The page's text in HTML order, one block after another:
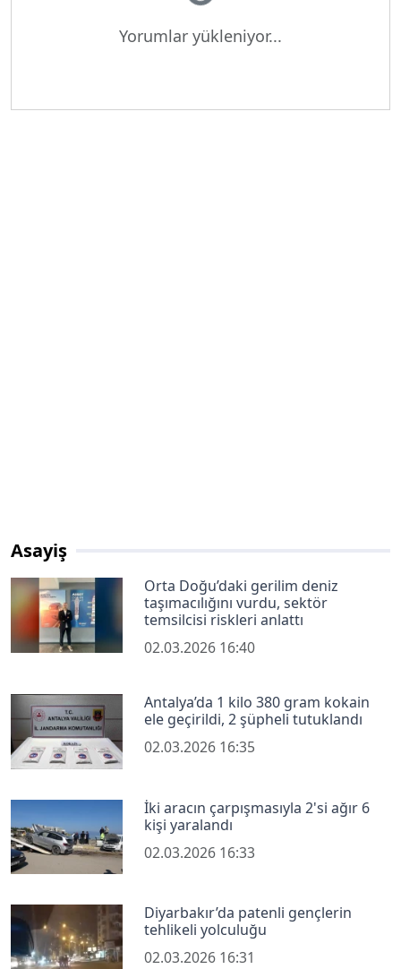
Yorumlar yükleniyor...
Asayiş
Orta Doğu’daki gerilim deniz
taşımacılığını vurdu, sektör
temsilcisi riskleri anlattı
02.03.2026 16:40
Antalya’da 1 kilo 380 gram kokain
ele geçirildi, 2 şüpheli tutuklandı
02.03.2026 16:35
İki aracın çarpışmasıyla 2'si ağır 6
kişi yaralandı
02.03.2026 16:33
Diyarbakır’da patenli gençlerin
tehlikeli yolculuğu
02.03.2026 16:31